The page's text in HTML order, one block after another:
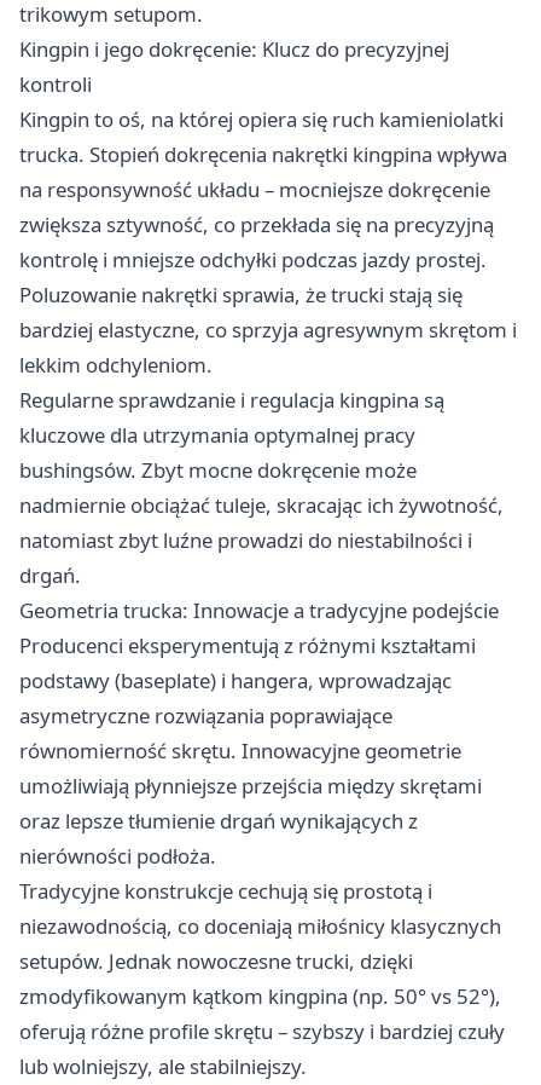
trikowym setupom.
Kingpin i jego dokręcenie: Klucz do precyzyjnej
kontroli
Kingpin to oś, na której opiera się ruch kamieniolatki
trucka. Stopień dokręcenia nakrętki kingpina wpływa
na responsywność układu – mocniejsze dokręcenie
zwiększa sztywność, co przekłada się na precyzyjną
kontrolę i mniejsze odchyłki podczas jazdy prostej.
Poluzowanie nakrętki sprawia, że trucki stają się
bardziej elastyczne, co sprzyja agresywnym skrętom i
lekkim odchyleniom.
Regularne sprawdzanie i regulacja kingpina są
kluczowe dla utrzymania optymalnej pracy
bushingsów. Zbyt mocne dokręcenie może
nadmiernie obciążać tuleje, skracając ich żywotność,
natomiast zbyt luźne prowadzi do niestabilności i
drgań.
Geometria trucka: Innowacje a tradycyjne podejście
Producenci eksperymentują z różnymi kształtami
podstawy (baseplate) i hangera, wprowadzając
asymetryczne rozwiązania poprawiające
równomierność skrętu. Innowacyjne geometrie
umożliwiają płynniejsze przejścia między skrętami
oraz lepsze tłumienie drgań wynikających z
nierówności podłoża.
Tradycyjne konstrukcje cechują się prostotą i
niezawodnością, co doceniają miłośnicy klasycznych
setupów. Jednak nowoczesne trucki, dzięki
zmodyfikowanym kątkom kingpina (np. 50° vs 52°),
oferują różne profile skrętu – szybszy i bardziej czuły
lub wolniejszy, ale stabilniejszy.